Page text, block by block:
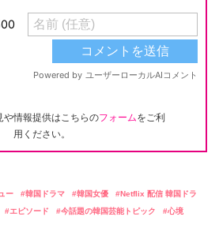
や情報提供はこちらのフォームをご利
用ください。
ー 韓国ドラマ 韓国女優
Netflix 配信 韓国ドラ
エピソード 今話題の韓国芸能トピック 心境